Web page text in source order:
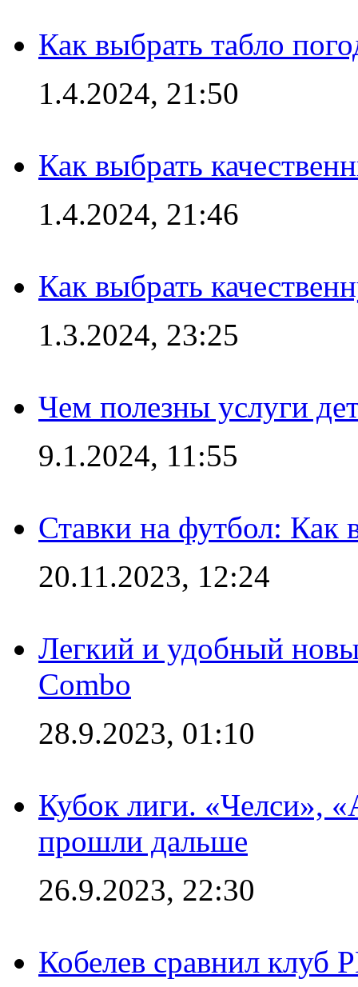
Как выбрать табло
1.4.2024, 21:50
Как выбрать
1.4.2024, 21:46
Как выбрать
1.3.2024, 23:25
Чем полезны услуги
9.1.2024, 11:55
Ставки на футбол: Как
20.11.2023, 12:24
Легкий и удобный
Combo
28.9.2023, 01:10
Кубок лиги. «Челси»,
прошли дальше
26.9.2023, 22:30
Кобелев сравнил клуб